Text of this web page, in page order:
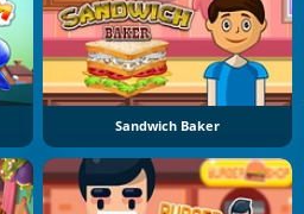
Sandwich Baker